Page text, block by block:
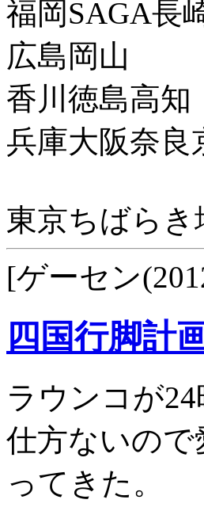
福岡SAGA長
広島岡山
香川徳島高知
兵庫大阪奈良
東京ちばらき
[ゲーセン
四国行脚計
ラウンコが
仕方ないの
ってきた。